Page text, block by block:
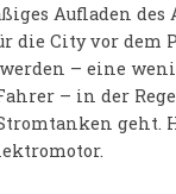
Aufladen des
die City vor dem
– eine
– in der
geht.